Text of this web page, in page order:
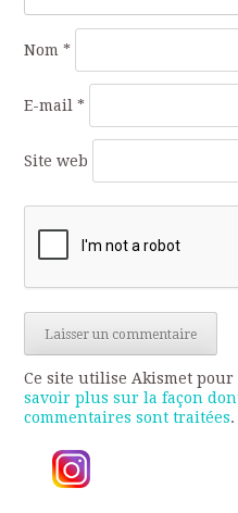
Nom*
E-mail*
Site web
Ce site utilise Akismet
savoir plus sur la façon
commentaires sont traitées.